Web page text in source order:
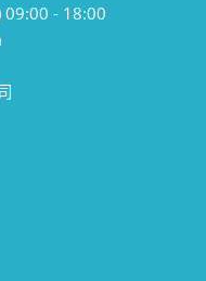
09:00 - 18:00